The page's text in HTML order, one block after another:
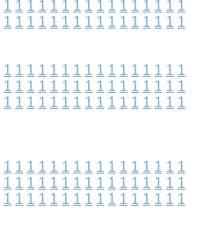
1 1 1 1 1 1 1 1 1 1 1 1 1 1 1 1
1 1 1 1 1 1 1 1 1 1 1 1 1 1 1 1
1 1 1 1 1 1 1 1 1 1 1 1 1 1 1 1
1 1 1 1 1 1 1 1 1 1 1 1 1 1 1 1
1 1 1 1 1 1 1 1 1 1 1 1 1 1 1 1
1 1 1 1 1 1 1 1 1 1 1 1 1 1 1 1
1 1 1 1 1 1 1 1 1 1 1 1 1 1 1 1
1 1 1 1 1 1 1 1 1 1 1 1 1 1 1 1